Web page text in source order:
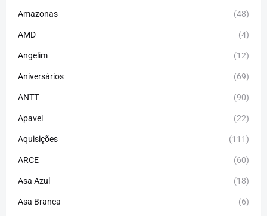
Amazonas (48)
AMD (4)
Angelim (12)
Aniversários (69)
ANTT (90)
Apavel (22)
Aquisições (111)
ARCE (60)
Asa Azul (18)
Asa Branca (6)